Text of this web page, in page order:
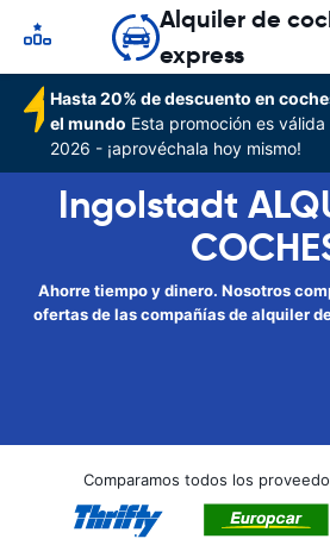
Alquiler de
express
Hasta 20% de descuento en
el mundo Esta promoción es
2026 - ¡aprovéchala hoy mismo!
Ingolstadt
Ahorre tiempo y dinero. Nosotros
ofertas de las compañías de alquiler
Comparamos todos los